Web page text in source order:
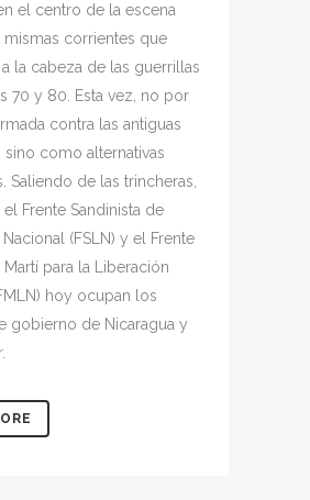
el centro de la escena
mismas corrientes que
la cabeza de las guerrillas
70 y 80. Esta vez, no por
contra las antiguas
sino como alternativas
Saliendo de las trincheras,
el Frente Sandinista de
Nacional (FSLN) y el Frente
Martí para la Liberación
hoy ocupan los
gobierno de Nicaragua y